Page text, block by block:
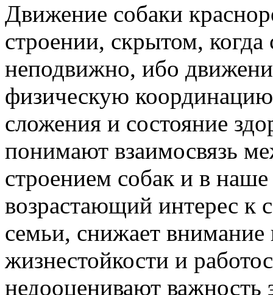
Движение собаки
строении, скрытом, когда
неподвижно, ибо
физическую
сложения и состояние
понимают взаимосвязь
строением собак и в наше
возрастающий интерес к
семьи, снижает
жизнестойкости и
недооценивают важность